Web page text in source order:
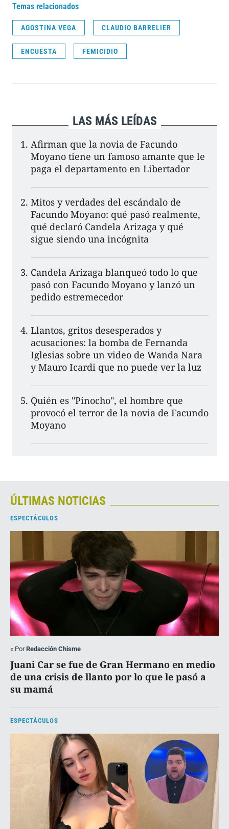
Temas relacionados
AGOSTINA VEGA CLAUDIO BARRELIER
ENCUESTA FEMICIDIO
LAS MÁS LEÍDAS
Afirman que la novia de Facundo
Moyano tiene un famoso amante que le
paga el departamento en Libertador
Mitos y verdades del escándalo de
Facundo Moyano: qué pasó realmente,
qué declaró Candela Arizaga y qué
sigue siendo una incógnita
Candela Arizaga blanqueó todo lo que
pasó con Facundo Moyano y lanzó un
pedido estremecedor
Llantos, gritos desesperados y
acusaciones: la bomba de Fernanda
Iglesias sobre un video de Wanda Nara
y Mauro Icardi que no puede ver la luz
Quién es "Pinocho", el hombre que
provocó el terror de la novia de Facundo
Moyano
ÚLTIMAS NOTICIAS
ESPECTÁCULOS
« PorRedacción Chisme
Juani Car se fue de Gran Hermano en medio
de una crisis de llanto por lo que le pasó a
su mamá
ESPECTÁCULOS